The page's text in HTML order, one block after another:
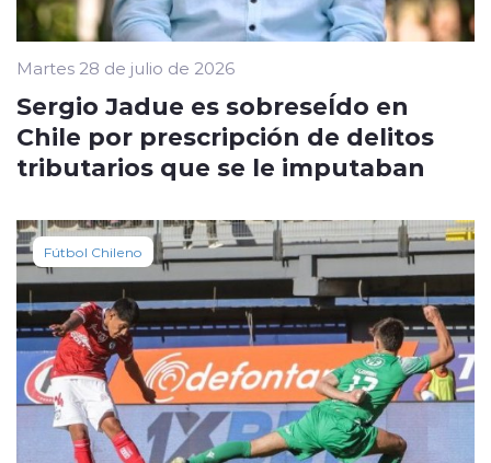
Martes 28 de julio de 2026
Sergio Jadue es sobreseÍdo en
Chile por prescripción de delitos
tributarios que se le imputaban
Fútbol Chileno